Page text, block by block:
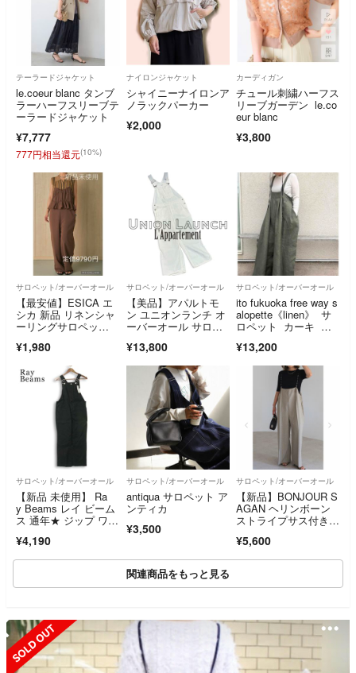
テーラードジャケット
le.coeur blanc タンブ
ラーハーフスリーブテ
ーラードジャケット
¥7,777
777円相当還元(10%)
ナイロンジャケット
シャイニーナイロンア
ノラックパーカー
¥2,000
カーディガン
チュール刺繍ハーフス
リーブガーデン le.co
eur blanc
¥3,800
サロペット/オーバーオール
【最安値】ESICA エ
シカ 新品 リネンシャ
ーリングサロペッ
¥1,980
サロペット/オーバーオール
【美品】アパルトモ
ン ユニオンランチ オ
ーバーオール サロペ
¥13,800
サロペット/オーバーオール
ito fukuoka free way s
alopette《linen》 サ
ロペット カーキ リ
¥13,200
サロペット/オーバーオール
【新品 未使用】 Ra
y Beams レイ ビーム
ス 通年★ ジップ ワイ
ーバーオール Sz.0 レ
ディース 黒
¥4,190
サロペット/オーバーオール
antiqua サロペット ア
ンティカ
¥3,500
サロペット/オーバーオール
【新品】BONJOUR S
AGAN ヘリンボーン
ストライプサス付きパ
¥5,600
関連商品をもっと見る
SOLD OUT